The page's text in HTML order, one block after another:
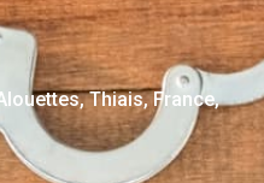
Thiais, France,